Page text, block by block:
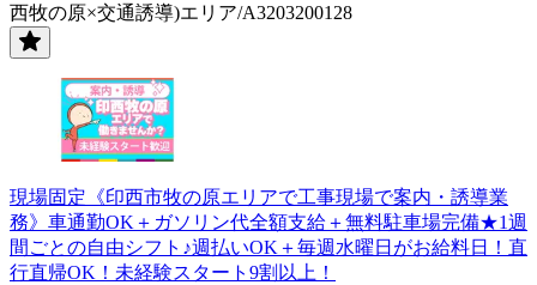
西牧の原×交通誘導)エリア/A3203200128
現場固定《印西市牧の原エリアで工事現場で案内・誘導業
務》車通勤OK＋ガソリン代全額支給＋無料駐車場完備★1週
間ごとの自由シフト♪週払いOK＋毎週水曜日がお給料日！直
行直帰OK！未経験スタート9割以上！